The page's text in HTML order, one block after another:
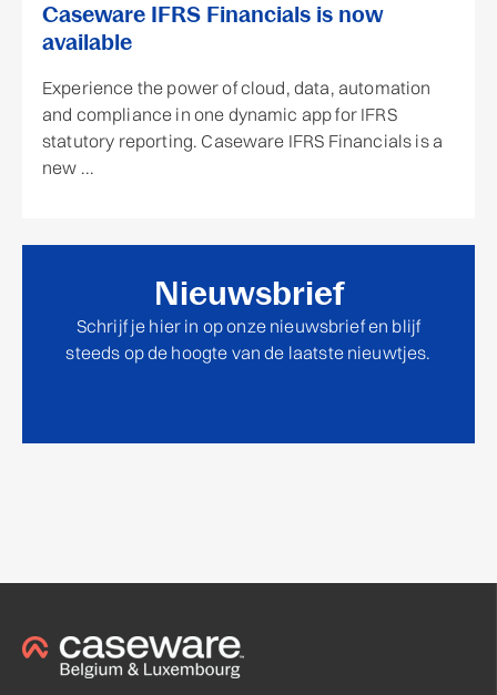
Caseware IFRS Financials is now
available
Experience the power of cloud, data, automation
and compliance in one dynamic app for IFRS
statutory reporting. Caseware IFRS Financials is a
new ...
Nieuwsbrief
Schrijf je hier in op onze nieuwsbrief en blijf
steeds op de hoogte van de laatste nieuwtjes.